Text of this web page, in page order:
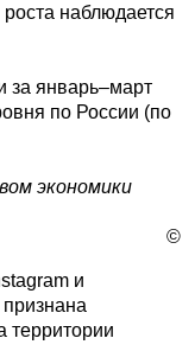
наблюдается
за январь–март
по России (по
экономики
©
и
территории